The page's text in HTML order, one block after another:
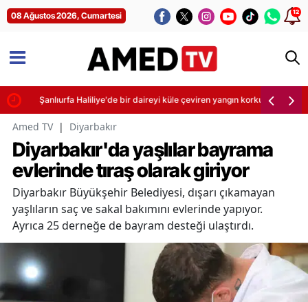
08 Ağustos 2026, Cumartesi 12
Şanlıurfa Haliliye'de bir daireyi küle çeviren yangın korkuttu
Amed TV | Diyarbakır
Diyarbakır'da yaşlılar bayrama
evlerinde tıraş olarak giriyor
Diyarbakır Büyükşehir Belediyesi, dışarı çıkamayan
yaşlıların saç ve sakal bakımını evlerinde yapıyor.
Ayrıca 25 derneğe de bayram desteği ulaştırdı.